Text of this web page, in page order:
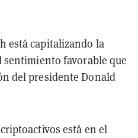
está capitalizando la
favorable que
del presidente Donald
está en el